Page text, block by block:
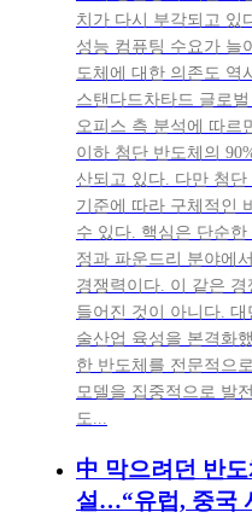
치가 다시 부각되고 있
성능 컴퓨팅 수요가 늘
도체에 대한 의존도 역
스탠다드차타드 글로
오피스 측 분석에 따르
이하 첨단 반도체의
산되고 있다. 다만 첨
기준에 따라 구체적인
수 있다. 핵심은 단순
정과 파운드리 분야에
경쟁력이다. 이 같은
들어진 것이 아니다. 대
술산업 육성을 본격화
한 반도체를 전문적으
모델을 집중적으로 발
도...
中 막으려던 반
설…“유럽, 중국